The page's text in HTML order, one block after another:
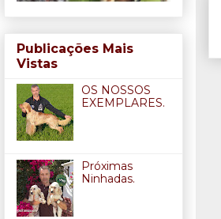
Publicações Mais
Vistas
OS NOSSOS
EXEMPLARES.
Próximas
Ninhadas.